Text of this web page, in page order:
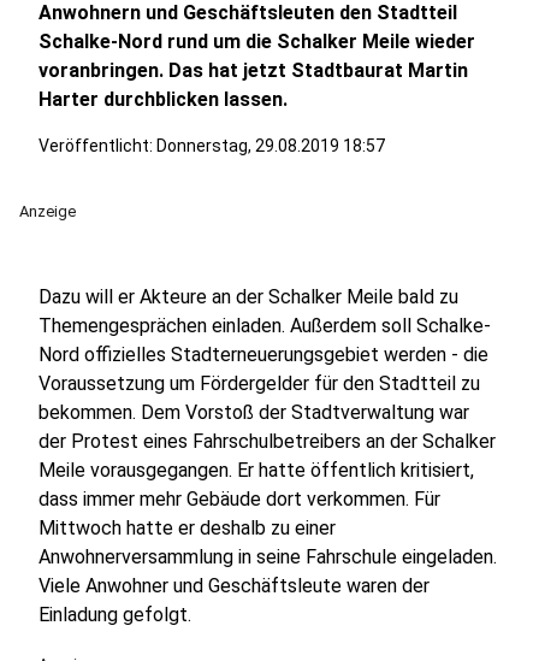
Anwohnern und Geschäftsleuten den Stadtteil
Schalke-Nord rund um die Schalker Meile wieder
voranbringen. Das hat jetzt Stadtbaurat Martin
Harter durchblicken lassen.
Veröffentlicht: Donnerstag, 29.08.2019 18:57
Anzeige
Dazu will er Akteure an der Schalker Meile bald zu
Themengesprächen einladen. Außerdem soll Schalke-
Nord offizielles Stadterneuerungsgebiet werden - die
Voraussetzung um Fördergelder für den Stadtteil zu
bekommen. Dem Vorstoß der Stadtverwaltung war
der Protest eines Fahrschulbetreibers an der Schalker
Meile vorausgegangen. Er hatte öffentlich kritisiert,
dass immer mehr Gebäude dort verkommen. Für
Mittwoch hatte er deshalb zu einer
Anwohnerversammlung in seine Fahrschule eingeladen.
Viele Anwohner und Geschäftsleute waren der
Einladung gefolgt.